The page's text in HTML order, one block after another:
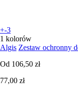
+-3
1 kolorów
Algis Zestaw ochronny
Od 106,50 zł
77,00 zł